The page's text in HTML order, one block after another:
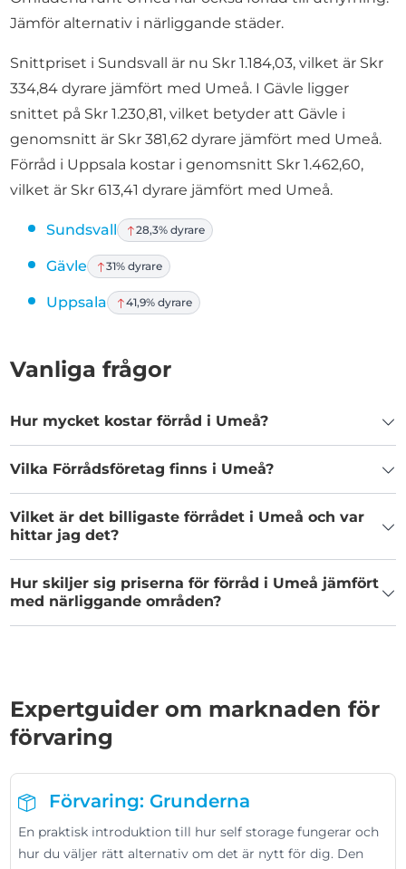
Jämför alternativ i närliggande städer.
Snittpriset i Sundsvall är nu Skr 1.184,03, vilket är Skr
334,84 dyrare jämfört med Umeå. I Gävle ligger
snittet på Skr 1.230,81, vilket betyder att Gävle i
genomsnitt är Skr 381,62 dyrare jämfört med Umeå.
Förråd i Uppsala kostar i genomsnitt Skr 1.462,60,
vilket är Skr 613,41 dyrare jämfört med Umeå.
Sundsvall 28,3% dyrare
Gävle 31% dyrare
Uppsala 41,9% dyrare
Vanliga frågor
Hur mycket kostar förråd i Umeå?
Vilka Förrådsföretag finns i Umeå?
Vilket är det billigaste förrådet i Umeå och var
hittar jag det?
Hur skiljer sig priserna för förråd i Umeå jämfört
med närliggande områden?
Expertguider om marknaden för
förvaring
Förvaring: Grunderna
En praktisk introduktion till hur self storage fungerar och
hur du väljer rätt alternativ om det är nytt för dig. Den